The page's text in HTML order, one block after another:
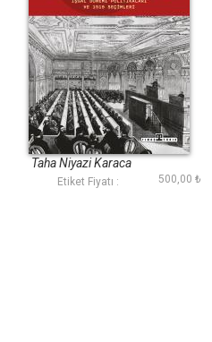
Milli Mücadele
Yükselirken
Taha Niyazi Karaca
Etiket Fiyatı : 500,00 ₺